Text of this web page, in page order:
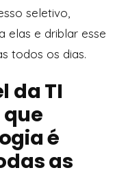
seletivo,
elas e driblar esse
todos os dias.
da TI
é
as